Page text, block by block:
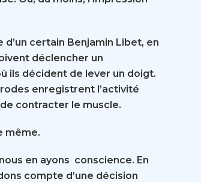
certain Benjamin Libet, en
déclencher un
ils décident de lever un doigt.
enregistrent l’activité
contracter le muscle.
même.
en ayons conscience. En
compte d’une décision